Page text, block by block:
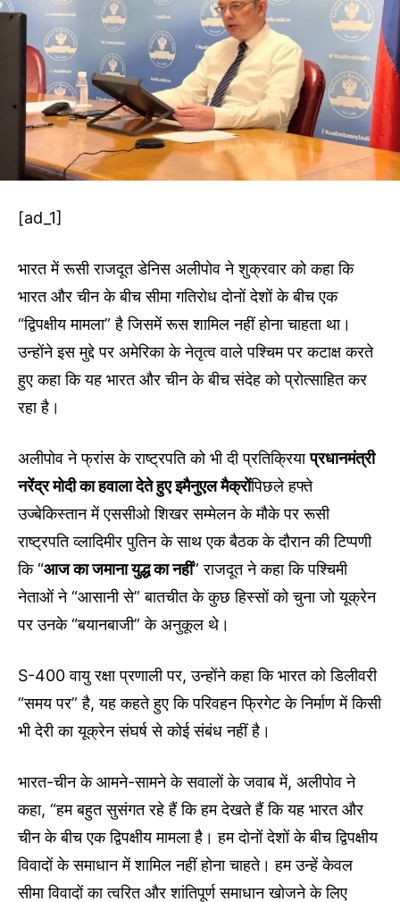
[ad_1]
भारत में रूसी राजदूत डेनिस अलीपोव ने शुक्रवार को कहा कि
भारत और चीन के बीच सीमा गतिरोध दोनों देशों के बीच एक
“द्विपक्षीय मामला” है जिसमें रूस शामिल नहीं होना चाहता था।
उन्होंने इस मुद्दे पर अमेरिका के नेतृत्व वाले पश्चिम पर कटाक्ष करते
हुए कहा कि यह भारत और चीन के बीच संदेह को प्रोत्साहित कर
रहा है।
अलीपोव ने फ्रांस के राष्ट्रपति को भी दी प्रतिक्रियाप्रधानमंत्री
नरेंद्र मोदी का हवाला देते हुए इमैनुएल मैक्रोंपिछले हफ्ते
उज्बेकिस्तान में एससीओ शिखर सम्मेलन के मौके पर रूसी
राष्ट्रपति व्लादिमीर पुतिन के साथ एक बैठक के दौरान की टिप्पणी
कि “आज का जमाना युद्ध का नहीं” राजदूत ने कहा कि पश्चिमी
नेताओं ने “आसानी से” बातचीत के कुछ हिस्सों को चुना जो यूक्रेन
पर उनके “बयानबाजी” के अनुकूल थे।
S-400 वायु रक्षा प्रणाली पर, उन्होंने कहा कि भारत को डिलीवरी
“समय पर” है, यह कहते हुए कि परिवहन फ्रिगेट के निर्माण में किसी
भी देरी का यूक्रेन संघर्ष से कोई संबंध नहीं है।
भारत-चीन के आमने-सामने के सवालों के जवाब में, अलीपोव ने
कहा, “हम बहुत सुसंगत रहे हैं कि हम देखते हैं कि यह भारत और
चीन के बीच एक द्विपक्षीय मामला है। हम दोनों देशों के बीच द्विपक्षीय
विवादों के समाधान में शामिल नहीं होना चाहते। हम उन्हें केवल
सीमा विवादों का त्वरित और शांतिपूर्ण समाधान खोजने के लिए